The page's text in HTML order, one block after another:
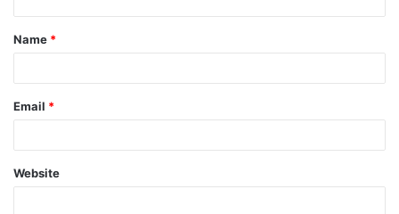
Name *
Email *
Website